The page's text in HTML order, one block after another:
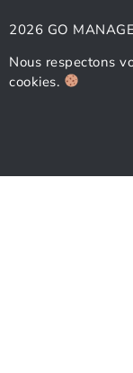
2026 GO
Nous respectons
cookies.